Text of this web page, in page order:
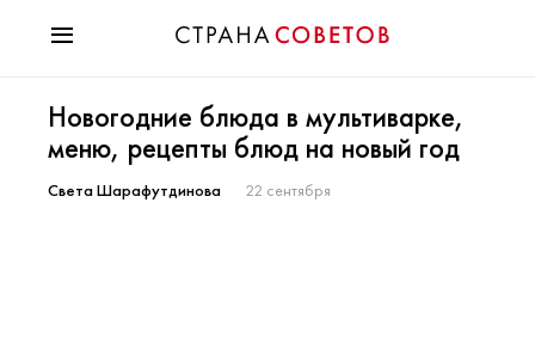
Мода
Звезды
Гороскопы
Новогодние блюда в мультиварке,
меню, рецепты блюд на новый год
Света Шарафутдинова 22 сентября